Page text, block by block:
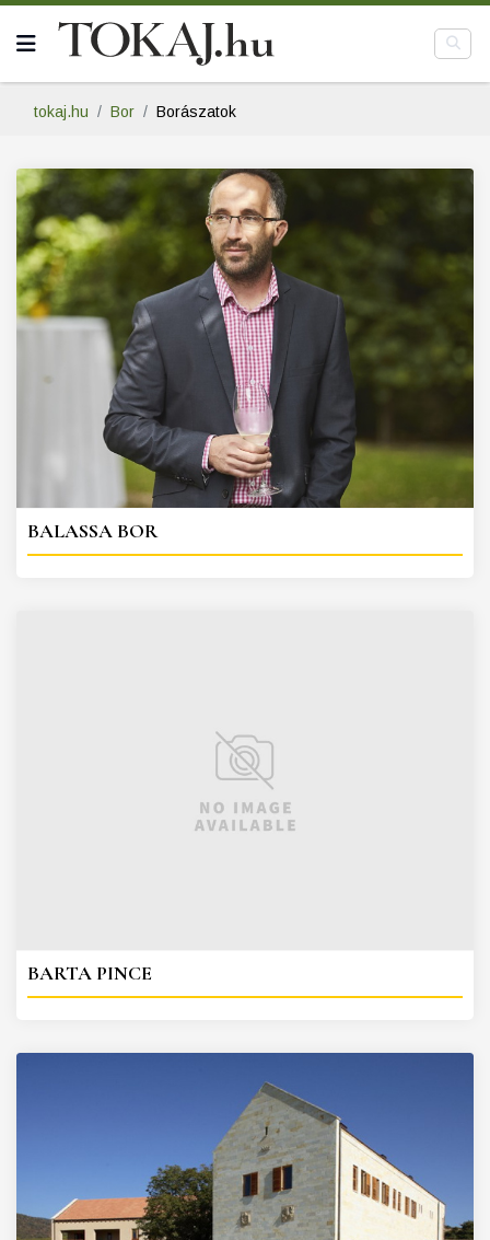
tokaj.hu Bor Borászatok
BALASSA BOR
BARTA PINCE